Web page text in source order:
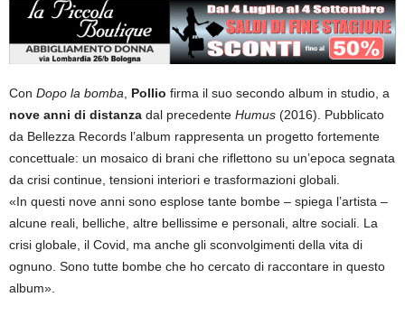
Con Dopo la bomba, Pollio firma il suo secondo album in studio, a
nove anni di distanza dal precedente Humus (2016). Pubblicato
da Bellezza Records l’album rappresenta un progetto fortemente
concettuale: un mosaico di brani che riflettono su un’epoca segnata
da crisi continue, tensioni interiori e trasformazioni globali.
«In questi nove anni sono esplose tante bombe – spiega l’artista –
alcune reali, belliche, altre bellissime e personali, altre sociali. La
crisi globale, il Covid, ma anche gli sconvolgimenti della vita di
ognuno. Sono tutte bombe che ho cercato di raccontare in questo
album».